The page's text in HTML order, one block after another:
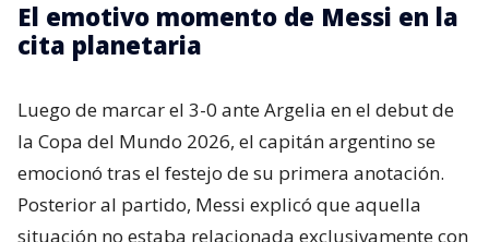
El emotivo momento de Messi en la
cita planetaria
Luego de marcar el 3-0 ante Argelia en el debut de
la Copa del Mundo 2026, el capitán argentino se
emocionó tras el festejo de su primera anotación.
Posterior al partido, Messi explicó que aquella
situación no estaba relacionada exclusivamente con